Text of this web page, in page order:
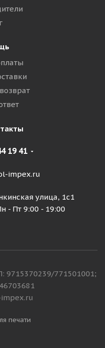
19 41
impex.ru
улица, 1с1
- Пт 9:00 - 19:00
771501001;
печати